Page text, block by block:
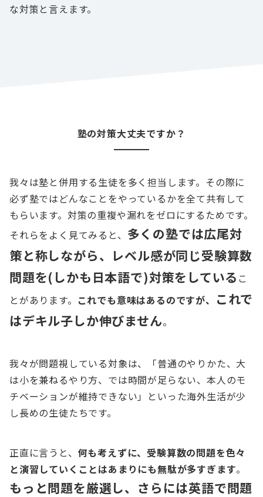
な対策と言えます。
塾の対策大丈夫ですか？
我々は塾と併用する生徒を多く担当します。その際に
必ず塾ではどんなことをやっているかを全て共有して
もらいます。対策の重複や漏れをゼロにするためです。
それらをよく見てみると、 多くの塾では広尾対
策と称しながら、レベル感が同じ受験算数
問題を(しかも日本語で)対策をしている こ
とがあります。 これでも意味はあるのですが、
これで
はデキル子しか伸びません。
我々が問題視している対象は、「普通のやりかた、大
は小を兼ねるやり方、では時間が足らない、本人のモ
チベーションが維持できない」といった海外生活が少
し長めの生徒たちです。
正直に言うと、 何も考えずに、受験算数の問題を色々
と演習していくことはあまりにも無駄が多すぎます。
もっと問題を厳選し、さらには英語で問題